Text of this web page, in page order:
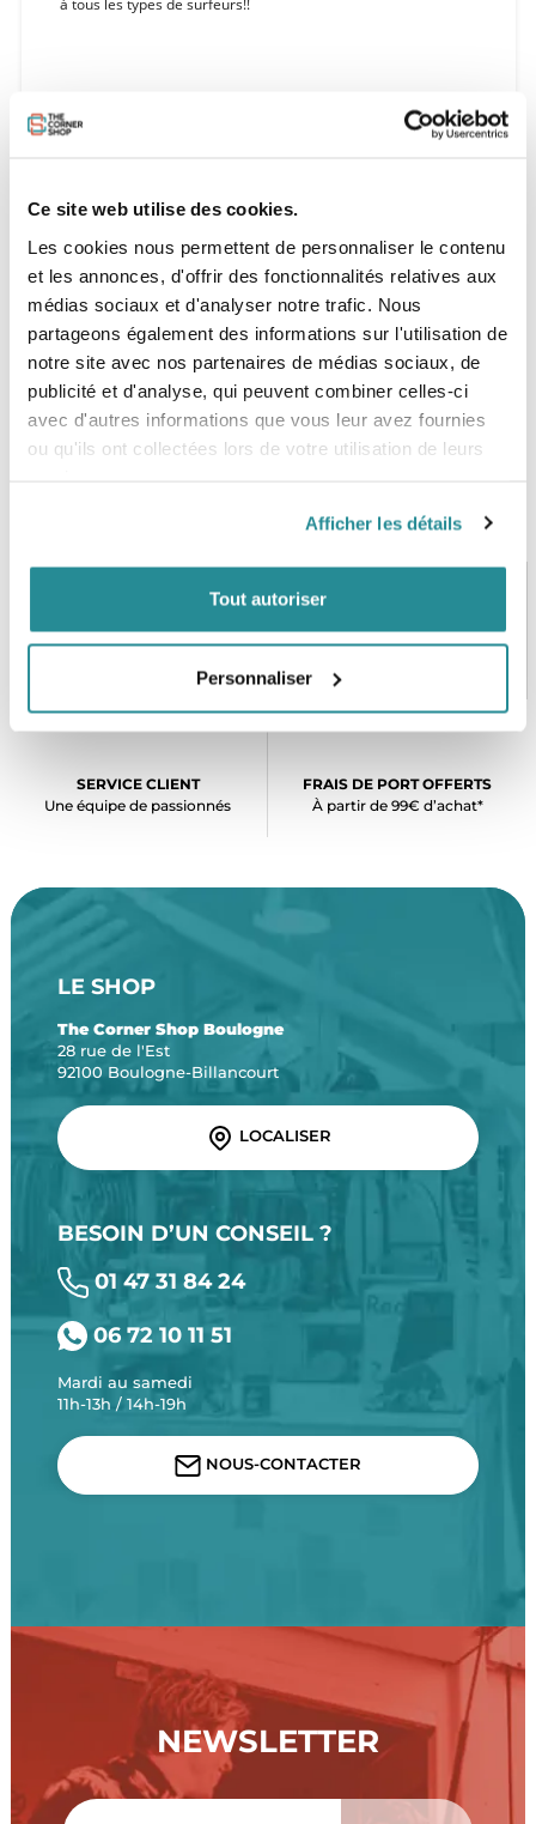
Ce site web utilise des cookies.
Les cookies nous permettent de personnaliser le contenu
et les annonces, d'offrir des fonctionnalités relatives aux
médias sociaux et d'analyser notre trafic. Nous
partageons également des informations sur l'utilisation de
notre site avec nos partenaires de médias sociaux, de
publicité et d'analyse, qui peuvent combiner celles-ci
avec d'autres informations que vous leur avez fournies
ou qu'ils ont collectées lors de votre utilisation de leurs
Afficher les détails
Tout autoriser
Personnaliser
à tous les types de surfeurs!!
Caractéristiques:
- Flexible interchangeable
- Corde polyuréthane
- Strap et pad confort
- Inox
PAIEMENT SÉCURISÉ
CB, VISA, Mastercard, ALMA
STOCK EN TEMPS RÉEL
SERVICE CLIENT
Une équipe de passionnés
FRAIS DE PORT OFFERTS
À partir de 99€ d’achat*
LE SHOP
The Corner Shop Boulogne
28 rue de l'Est
92100 Boulogne-Billancourt
LOCALISER
BESOIN D’UN CONSEIL ?
01 47 31 84 24
06 72 10 11 51
Mardi au samedi
11h-13h / 14h-19h
NOUS-CONTACTER
NEWSLETTER